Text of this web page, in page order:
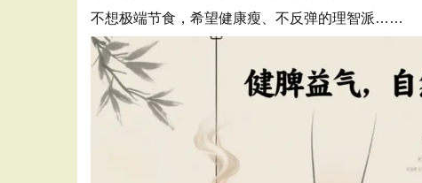
不想极端节食，希望健康瘦、不反弹的理智派……